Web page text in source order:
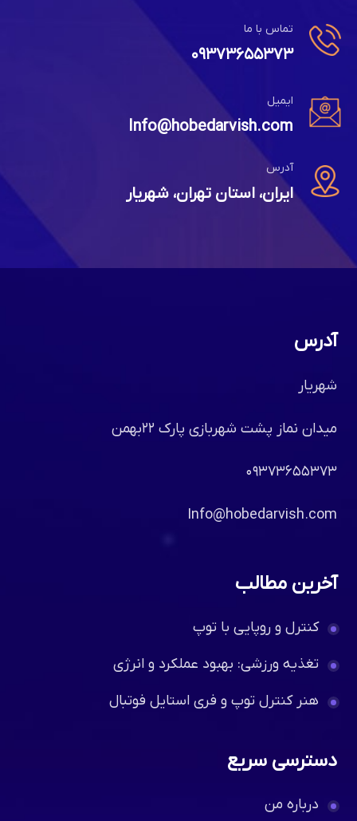
تماس با ما
۰۹۳۷۳۶۵۵۳۷۳
ایمیل
Info@hobedarvish.com
آدرس
ایران، استان تهران، شهریار
آدرس
شهریار
میدان نماز پشت شهربازی پارک ۲۲بهمن
۰۹۳۷۳۶۵۵۳۷۳
Info@hobedarvish.com
آخرین مطالب
کنترل و روپایی با توپ
تغذیه ورزشی: بهبود عملکرد و انرژی
هنر کنترل توپ و فری استایل فوتبال
دسترسی سریع
درباره من